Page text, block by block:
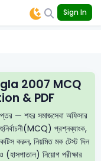
Sign In
2007 MCQ
& PDF
— শহর সমাজসেবা অফিসার
প্রশ্নব্যাংক,
করুন, নিয়মিত মক টেস্ট দিন
নিয়োগ পরীক্ষার